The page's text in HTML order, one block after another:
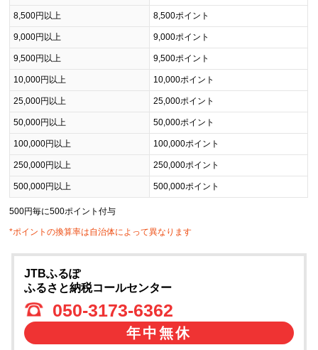
8,500円以上 8,500ポイント
9,000円以上 9,000ポイント
9,500円以上 9,500ポイント
10,000円以上 10,000ポイント
25,000円以上 25,000ポイント
50,000円以上 50,000ポイント
100,000円以上 100,000ポイント
250,000円以上 250,000ポイント
500,000円以上 500,000ポイント
500円毎に500ポイント付与
*ポイントの換算率は自治体によって異なります
JTBふるぽ
ふるさと納税コールセンター
050-3173-6362
年中無休